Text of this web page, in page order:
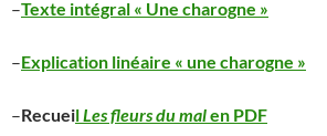
–Texte intégral « Une charogne »
–Explication linéaire « une charogne »
–RecueilLes fleurs du malen PDF